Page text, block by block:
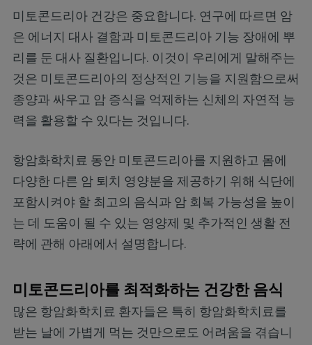
미토콘드리아 건강은 중요합니다. 연구에 따르면 암
은 에너지 대사 결함과 미토콘드리아 기능 장애에 뿌
리를 둔 대사 질환입니다. 이것이 우리에게 말해주는
것은 미토콘드리아의 정상적인 기능을 지원함으로써
종양과 싸우고 암 증식을 억제하는 신체의 자연적 능
력을 활용할 수 있다는 것입니다.
항암화학치료 동안 미토콘드리아를 지원하고 몸에
다양한 다른 암 퇴치 영양분을 제공하기 위해 식단에
포함시켜야 할 최고의 음식과 암 회복 가능성을 높이
는 데 도움이 될 수 있는 영양제 및 추가적인 생활 전
략에 관해 아래에서 설명합니다.
미토콘드리아를 최적화하는 건강한 음식
많은 항암화학치료 환자들은 특히 항암화학치료를
받는 날에 가볍게 먹는 것만으로도 어려움을 겪습니